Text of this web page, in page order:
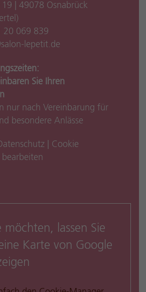
| 49078 Osnabrück
20 069 839
salon-lepetit.de
Sie Ihren
nur nach Vereinbarung für
besondere Anlässe
Cookie
bearbeiten
möchten, lassen Sie
Karte von Google